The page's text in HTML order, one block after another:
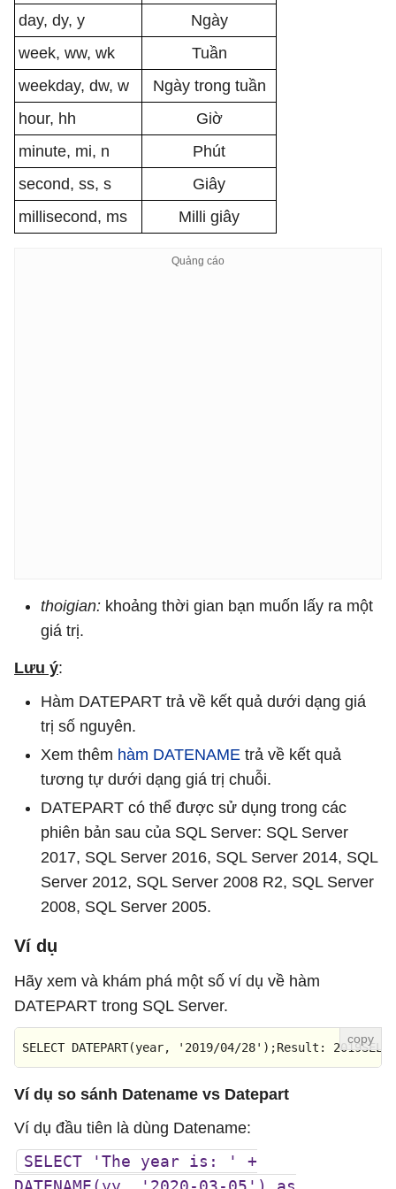
day, dy, y
Ngày
week, ww, wk
Tuần
weekday, dw, w
Ngày trong tuần
hour, hh
Giờ
minute, mi, n
Phút
second, ss, s
Giây
millisecond, ms
Milli giây
thoigian: khoảng thời gian bạn muốn lấy ra một
giá trị.
Lưu ý:
Hàm DATEPART trả về kết quả dưới dạng giá
trị số nguyên.
Xem thêm hàm DATENAME trả về kết quả
tương tự dưới dạng giá trị chuỗi.
DATEPART có thể được sử dụng trong các
phiên bản sau của SQL Server: SQL Server
2017, SQL Server 2016, SQL Server 2014, SQL
Server 2012, SQL Server 2008 R2, SQL Server
2008, SQL Server 2005.
Ví dụ
Hãy xem và khám phá một số ví dụ về hàm
DATEPART trong SQL Server.
SELECT DATEPART(year, '2019/04/28' );Result : 2019
Ví dụ so sánh Datename vs Datepart
Ví dụ đầu tiên là dùng Datename:
SELECT 'The year is: ' +